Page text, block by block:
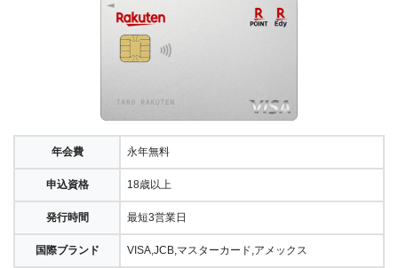
年会費 永年無料
申込資格 18歳以上
発行時間 最短3営業日
国際ブランド VISA,JCB,マスターカード,アメックス